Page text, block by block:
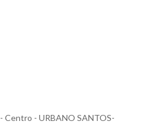
- Centro - URBANO SANTOS-